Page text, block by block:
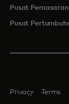
Pusat
Pusat
Privacy Terms